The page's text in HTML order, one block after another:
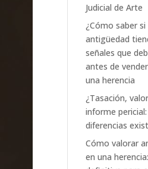
Judicial de Arte
¿Cómo saber si
antigüedad
señales que
antes de
una herencia
¿Tasación,
informe pericial:
diferencias
Cómo valorar
en una